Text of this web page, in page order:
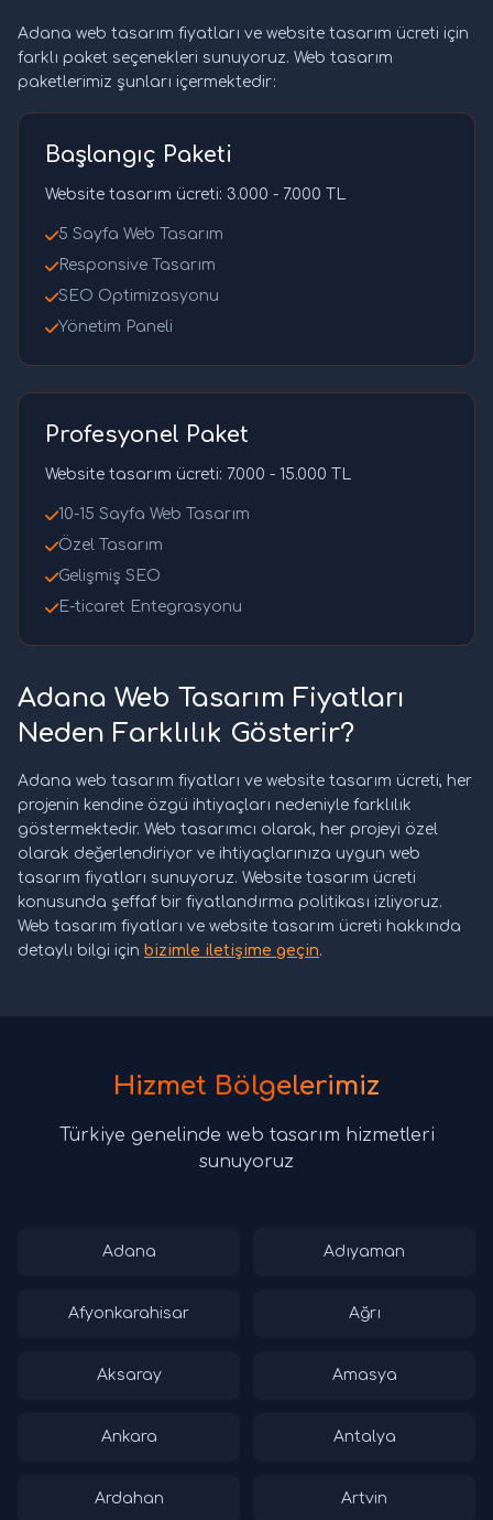
Adana web tasarım fiyatları ve website tasarım ücreti için
farklı paket seçenekleri sunuyoruz. Web tasarım
paketlerimiz şunları içermektedir:
Başlangıç Paketi
Website tasarım ücreti: 3.000 - 7.000 TL
5 Sayfa Web Tasarım
Responsive Tasarım
SEO Optimizasyonu
Yönetim Paneli
Profesyonel Paket
Website tasarım ücreti: 7.000 - 15.000 TL
10-15 Sayfa Web Tasarım
Özel Tasarım
Gelişmiş SEO
E-ticaret Entegrasyonu
Adana Web Tasarım Fiyatları
Neden Farklılık Gösterir?
Adana web tasarım fiyatları ve website tasarım ücreti, her
projenin kendine özgü ihtiyaçları nedeniyle farklılık
göstermektedir. Web tasarımcı olarak, her projeyi özel
olarak değerlendiriyor ve ihtiyaçlarınıza uygun web
tasarım fiyatları sunuyoruz. Website tasarım ücreti
konusunda şeffaf bir fiyatlandırma politikası izliyoruz.
Web tasarım fiyatları ve website tasarım ücreti hakkında
detaylı bilgi için bizimle iletişime geçin.
Hizmet Bölgelerimiz
Türkiye genelinde web tasarım hizmetleri
sunuyoruz
Adana Adıyaman
Afyonkarahisar Ağrı
Aksaray Amasya
Ankara Antalya
Ardahan Artvin